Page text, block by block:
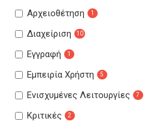
Αρχειοθέτηση 1
Διαχείριση 10
Εγγραφή 1
Εμπειρία Χρήστη 5
Ενισχυμένες Λειτουργίες 7
Κριτικές 2